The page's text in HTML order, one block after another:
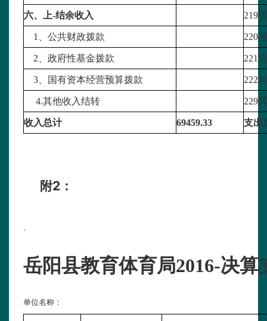
六、上-结余收入 219
1、公共财政拨款 220
2、政府性基金拨款 221
3、国有资本经营预算拨款 222
4.其他收入结转 229
收入总计 69459.33 支出
附2 ：
`
岳阳县教育体育局2016-决算
单位名称：